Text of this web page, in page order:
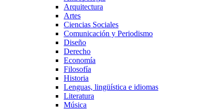
Arquitectura
Artes
Ciencias Sociales
Comunicación y Periodismo
Diseño
Derecho
Economía
Filosofía
Historia
Lenguas, lingüística e idiomas
Literatura
Música